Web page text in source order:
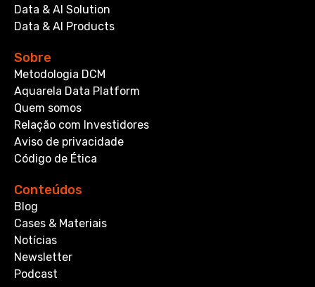
Data & AI Solution
Data & AI Products
Sobre
Metodologia DCM
Aquarela Data Platform
Quem somos
Relação com Investidores
Aviso de privacidade
Código de Ética
Conteúdos
Blog
Cases & Materiais
Notícias
Newsletter
Podcast